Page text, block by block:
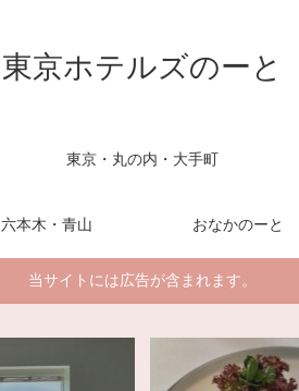
東京ホテルズのーと
東京・丸の内・大手町
六本木・青山 おなかのーと
当サイトには広告が含まれます。